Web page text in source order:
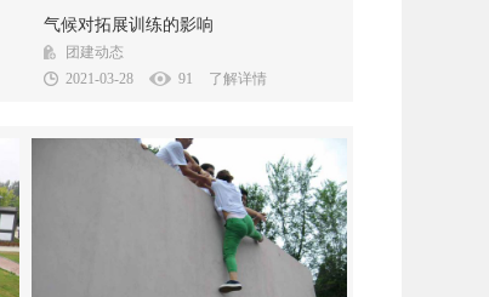
决定一场 拓展训练 培训的好与坏以前我一直认
为教练在里面起了决定性的作用，实际上...
气候对拓展训练的影响
团建动态
2021-03-28
91 了解详情